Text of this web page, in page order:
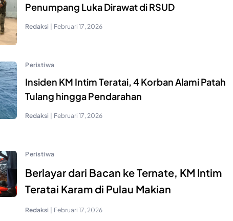
Penumpang Luka Dirawat di RSUD
Redaksi | Februari 17, 2026
Peristiwa
Insiden KM Intim Teratai, 4 Korban Alami Patah
Tulang hingga Pendarahan
Redaksi | Februari 17, 2026
Peristiwa
Berlayar dari Bacan ke Ternate, KM Intim
Teratai Karam di Pulau Makian
Redaksi | Februari 17, 2026